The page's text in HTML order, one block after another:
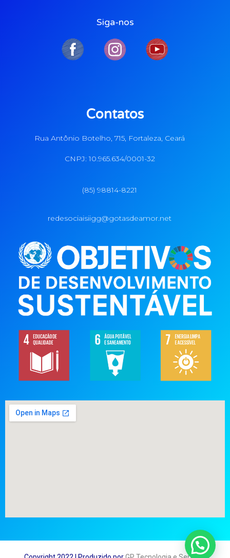
Siga-nos
Contatos
Rua Antônio Botelho, 715, Fortaleza, Ceará
CNPJ: 10.965.634/0001-32
(85) 98814-8221
redesociaisiigg@gotasdeamor.net